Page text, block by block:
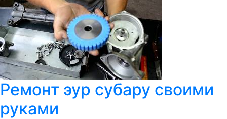
Ремонт эур субару своими
руками